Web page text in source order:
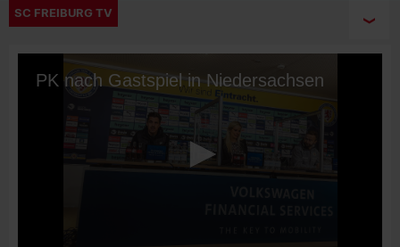
SC FREIBURG TV
PK nach Gastspiel in Niedersachsen